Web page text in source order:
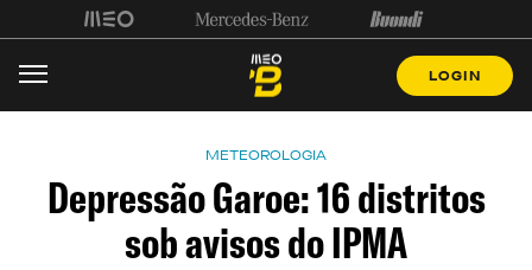
LOGIN
METEOROLOGIA
Depressão Garoe: 16 distritos
sob avisos do IPMA